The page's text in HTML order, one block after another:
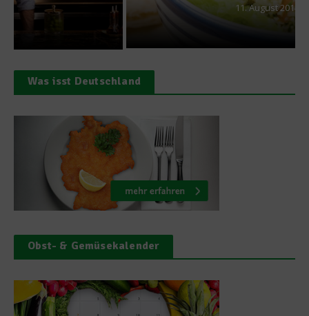
11. August 2014
Was isst Deutschland
Obst- & Gemüsekalender